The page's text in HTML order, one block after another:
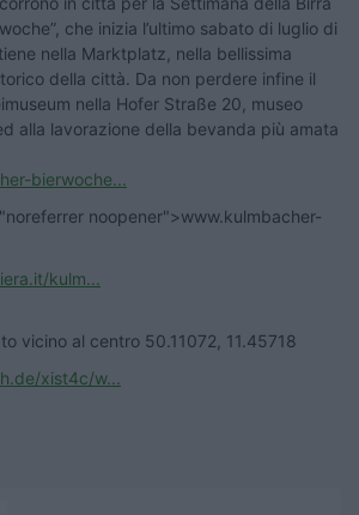
che inizia l’ultimo sabato di luglio di
nella Marktplatz, nella bellissima
della città. Da non perdere infine il
nella Hofer Straße 20, museo
alla lavorazione della bevanda più amata
bierwoche...
noopener">www.kulmbacher-
kulm...
vicino al centro 50.11072, 11.45718
xist4c/w...